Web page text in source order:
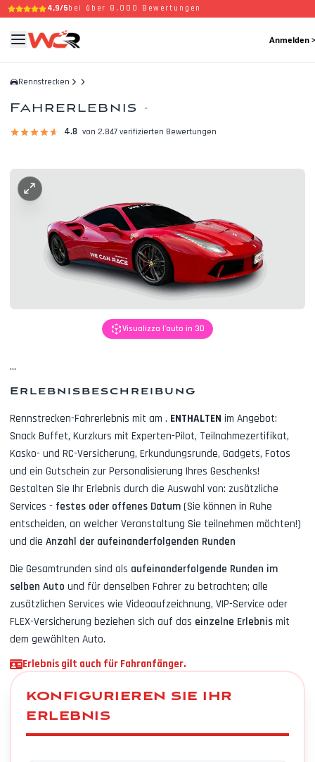
4,9/5bei über 8.000 Bewertungen
Anmelden >
Rennstrecken
Fahrerlebnis -
4.8 von 2.847 verifizierten Bewertungen
Visualizza l'auto in 3D
...
Erlebnisbeschreibung
Rennstrecken-Fahrerlebnis mit am . ENTHALTEN im Angebot:
Snack Buffet, Kurzkurs mit Experten-Pilot, Teilnahmezertifikat,
Kasko- und RC-Versicherung, Erkundungsrunde, Gadgets, Fotos
und ein Gutschein zur Personalisierung Ihres Geschenks!
Gestalten Sie Ihr Erlebnis durch die Auswahl von: zusätzliche
Services - festes oder offenes Datum (Sie können in Ruhe
entscheiden, an welcher Veranstaltung Sie teilnehmen möchten!)
und die Anzahl der aufeinanderfolgenden Runden
Die Gesamtrunden sind als aufeinanderfolgende Runden im
selben Auto und für denselben Fahrer zu betrachten; alle
zusätzlichen Services wie Videoaufzeichnung, VIP-Service oder
FLEX-Versicherung beziehen sich auf das einzelne Erlebnis mit
dem gewählten Auto.
Erlebnis gilt auch für Fahranfänger.
KONFIGURIEREN SIE IHR
ERLEBNIS